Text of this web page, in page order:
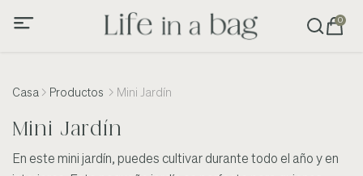
0
Casa Productos Mini Jardín
Mini Jardín
En este mini jardín, puedes cultivar durante todo el año y en